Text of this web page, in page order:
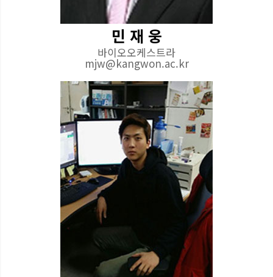
민 재 웅
바이오오케스트라
mjw@kangwon.ac.kr